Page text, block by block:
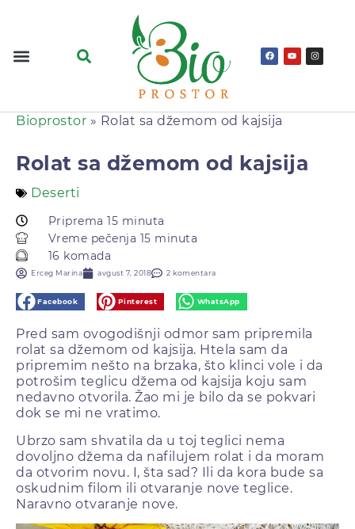
Bioprostor » Rolat sa džemom od kajsija
Rolat sa džemom od kajsija
Deserti
Priprema 15 minuta
Vreme pečenja 15 minuta
16 komada
Erceg Marina avgust 7, 2018 2 komentara
Facebook Pinterest WhatsApp
Pred sam ovogodišnji odmor sam pripremila
rolat sa džemom od kajsija. Htela sam da
pripremim nešto na brzaka, što klinci vole i da
potrošim teglicu džema od kajsija koju sam
nedavno otvorila. Žao mi je bilo da se pokvari
dok se mi ne vratimo.
Ubrzo sam shvatila da u toj teglici nema
dovoljno džema da nafilujem rolat i da moram
da otvorim novu. I, šta sad? Ili da kora bude sa
oskudnim filom ili otvaranje nove teglice.
Naravno otvaranje nove.